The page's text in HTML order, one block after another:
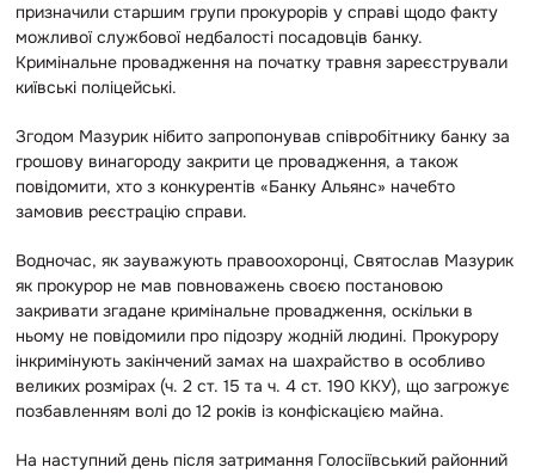
призначили старшим групи прокурорів у справі щодо факту
можливої службової недбалості посадовців банку.
Кримінальне провадження на початку травня зареєстрували
київські поліцейські.
Згодом Мазурик нібито запропонував співробітнику банку за
грошову винагороду закрити це провадження, а також
повідомити, хто з конкурентів «Банку Альянс» начебто
замовив реєстрацію справи.
Водночас, як зауважують правоохоронці, Святослав Мазурик
як прокурор не мав повноважень своєю постановою
закривати згадане кримінальне провадження, оскільки в
ньому не повідомили про підозру жодній людині. Прокурору
інкримінують закінчений замах на шахрайство в особливо
великих розмірах (ч. 2 ст. 15 та ч. 4 ст. 190 ККУ), що загрожує
позбавленням волі до 12 років із конфіскацією майна.
На наступний день після затримання Голосіївський районний